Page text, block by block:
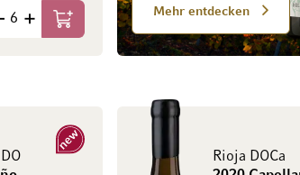
Mehr entdecken
In den Warenkorb
Neu
Rioja DOCa